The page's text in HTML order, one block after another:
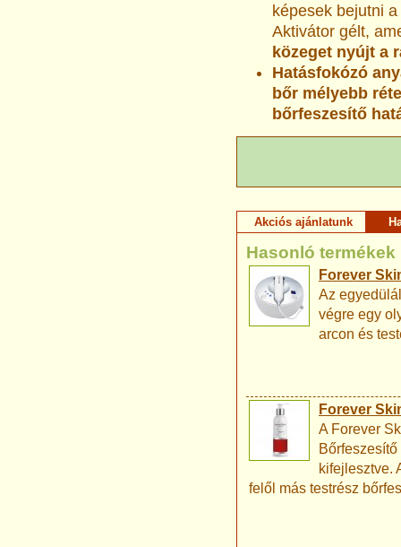
képesek bejutni
Aktivátor gélt,
közeget nyújt a
Hatásfokózó
bőr mélyebb
bőrfeszesítő
Akciós ajánlatunk
Hasonló termékek
Forever
Az
végre egy
arcon és
Forever
A Forever
kifejlesztve.
felől más testrész